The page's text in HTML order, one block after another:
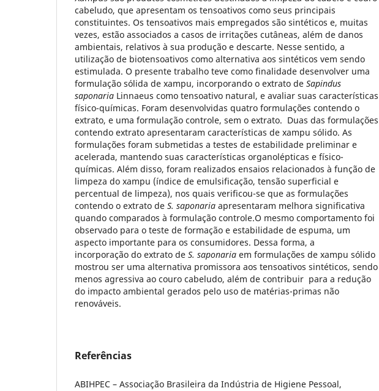
cabeludo, que apresentam os tensoativos como seus principais
constituintes. Os tensoativos mais empregados são sintéticos e, muitas
vezes, estão associados a casos de irritações cutâneas, além de danos
ambientais, relativos à sua produção e descarte. Nesse sentido, a
utilização de biotensoativos como alternativa aos sintéticos vem sendo
estimulada. O presente trabalho teve como finalidade desenvolver uma
formulação sólida de xampu, incorporando o extrato de Sapindus
saponaria Linnaeus como tensoativo natural, e avaliar suas características
físico-químicas. Foram desenvolvidas quatro formulações contendo o
extrato, e uma formulação controle, sem o extrato. Duas das formulações
contendo extrato apresentaram características de xampu sólido. As
formulações foram submetidas a testes de estabilidade preliminar e
acelerada, mantendo suas características organolépticas e físico-
químicas. Além disso, foram realizados ensaios relacionados à função de
limpeza do xampu (índice de emulsificação, tensão superficial e
percentual de limpeza), nos quais verificou-se que as formulações
contendo o extrato de S. saponaria apresentaram melhora significativa
quando comparados à formulação controle.O mesmo comportamento foi
observado para o teste de formação e estabilidade de espuma, um
aspecto importante para os consumidores. Dessa forma, a
incorporação do extrato de S. saponaria em formulações de xampu sólido
mostrou ser uma alternativa promissora aos tensoativos sintéticos, sendo
menos agressiva ao couro cabeludo, além de contribuir para a redução
do impacto ambiental gerados pelo uso de matérias-primas não
renováveis.
Referências
ABIHPEC – Associação Brasileira da Indústria de Higiene Pessoal,